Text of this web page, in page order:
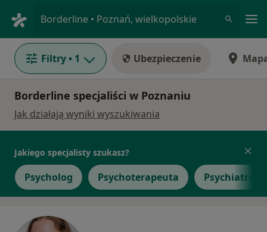
Borderline • Poznań, wielkopolskie
Filtry • 1 Ubezpieczenie
Borderline specjaliści w Poznaniu
Jak działają wyniki wyszukiwania
Jakiego specjalisty szukasz?
Psycholog Psychoterapeuta Psychiatra